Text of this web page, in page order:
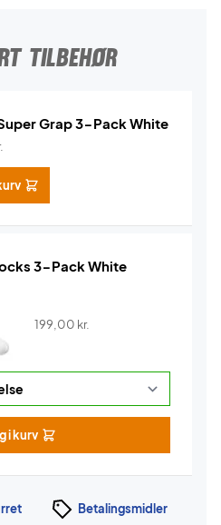
TILBEHØR
Grap 3-Pack White
3-Pack White
199,00 kr.
i kurv
Betalingsmidler